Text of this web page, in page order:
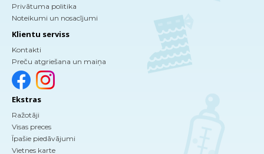
Privātuma politika
Noteikumi un nosacījumi
Klientu serviss
Kontakti
Preču atgriešana un maiņa
Ekstras
Ražotāji
Visas preces
Īpašie piedāvājumi
Vietnes karte